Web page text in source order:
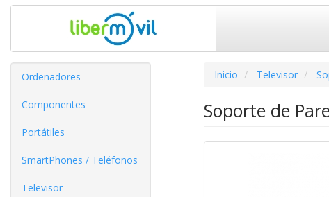
Ordenadores
Componentes
Portátiles
SmartPhones / Teléfonos
Televisor
Inicio Televisor
Soporte de